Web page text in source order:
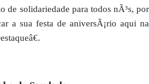
solidariedade para todos nÃ³s, por
a sua festa de aniversÃ¡rio aqui na